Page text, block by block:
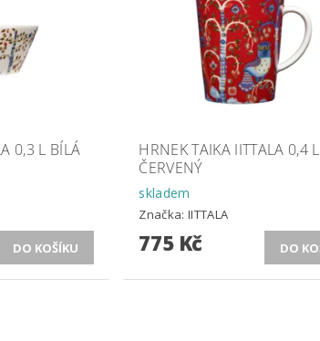
0,3 L BÍLÁ
HRNEK TAIKA IITTALA 0,4 L
ČERVENÝ
skladem
Značka:IITTALA
775 Kč